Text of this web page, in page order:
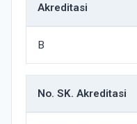
Akreditasi
B
No. SK. Akreditasi